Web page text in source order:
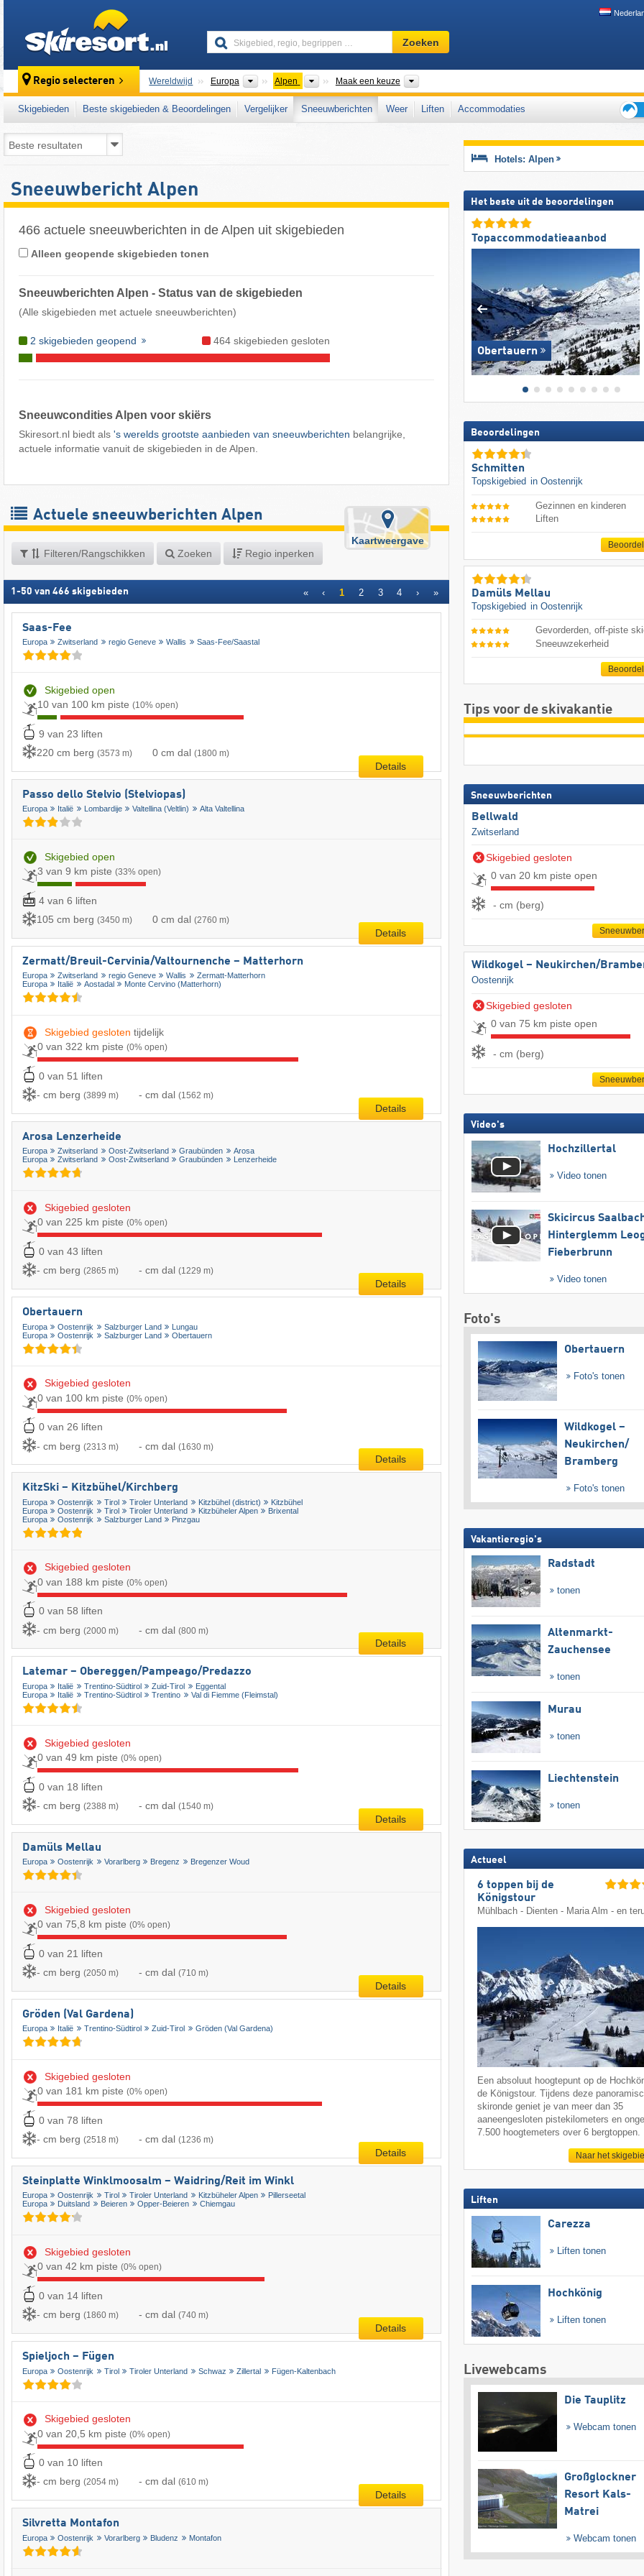
Skigebied,
regio,
…
Zoeken
Regio selecteren Wereldwijd Europa Continenten
Alpen Bergketens
Maak een keuze
Skigebieden Beste skigebieden & Beoordelingen Vergelijker Sneeuwberichten Weer Liften
Accommodaties
voor
Sneeuwbericht Alpen
466 actuele sneeuwberichten in de Alpen uit skigebieden
Alleen geopende skigebieden tonen
Sneeuwberichten Alpen - Status van de skigebieden
(Alle skigebieden met actuele sneeuwberichten)
2 skigebieden geopend 464 skigebieden gesloten
Sneeuwcondities Alpen voor skiërs
Skiresort.nl biedt als 's werelds grootste aanbieden van sneeuwberichten belangrijke,
actuele informatie vanuit de skigebieden in de Alpen.
Actuele sneeuwberichten Alpen
Filteren/Rangschikken Zoeken Regio inperken
Kaartweergave
1 -50 van 466 skigebieden « ‹ 1 2 3 4 › »
Saas-Fee
Europa Zwitserland regio Geneve Wallis Saas-Fee/​Saastal
Skigebied open
10 van 100 km piste (10% open)
9 van 23 liften
220 cm berg (3573 m) 0 cm dal (1800 m)
Details
Passo dello Stelvio (Stelviopas)
Europa Italië Lombardije Valtellina (Veltlin) Alta Valtellina
Skigebied open
3 van 9 km piste (33% open)
4 van 6 liften
105 cm berg (3450 m) 0 cm dal (2760 m)
Details
Zermatt/​Breuil-Cervinia/​Valtournenche – Matterhorn
Europa Zwitserland regio Geneve Wallis
Zermatt-Matterhorn
Europa
Italië Aostadal Monte Cervino (Matterhorn)
Skigebied gesloten tijdelijk
0 van 322 km piste (0% open)
0 van 51 liften
- cm berg (3899 m) - cm dal (1562 m)
Details
Arosa Lenzerheide
Europa Zwitserland Oost-Zwitserland Graubünden
Arosa
Europa
Zwitserland Oost-Zwitserland Graubünden Lenzerheide
Skigebied gesloten
0 van 225 km piste (0% open)
0 van 43 liften
- cm berg (2865 m) - cm dal (1229 m)
Details
Obertauern
Europa Oostenrijk Salzburger Land
Lungau
Europa
Oostenrijk Salzburger Land Obertauern
Skigebied gesloten
0 van 100 km piste (0% open)
0 van 26 liften
- cm berg (2313 m) - cm dal (1630 m)
Details
KitzSki – Kitzbühel/​Kirchberg
Europa Oostenrijk Tirol Tiroler Unterland Kitzbühel (district)
Kitzbühel
Europa
Oostenrijk Tirol Tiroler Unterland Kitzbüheler Alpen
Brixental
Europa
Oostenrijk Salzburger Land Pinzgau
Skigebied gesloten
0 van 188 km piste (0% open)
0 van 58 liften
- cm berg (2000 m) - cm dal (800 m)
Details
Latemar – Obereggen/​Pampeago/​Predazzo
Europa Italië Trentino-Südtirol Zuid-Tirol
Eggental
Europa
Italië Trentino-Südtirol Trentino Val di Fiemme (Fleimstal)
Skigebied gesloten
0 van 49 km piste (0% open)
0 van 18 liften
- cm berg (2388 m) - cm dal (1540 m)
Details
Damüls Mellau
Europa Oostenrijk Vorarlberg Bregenz Bregenzer Woud
Skigebied gesloten
0 van 75,8 km piste (0% open)
0 van 21 liften
- cm berg (2050 m) - cm dal (710 m)
Details
Gröden (Val Gardena)
Europa Italië Trentino-Südtirol Zuid-Tirol Gröden (Val Gardena)
Skigebied gesloten
0 van 181 km piste (0% open)
0 van 78 liften
- cm berg (2518 m) - cm dal (1236 m)
Details
Steinplatte Winklmoosalm – Waidring/​Reit im Winkl
Europa Oostenrijk Tirol Tiroler Unterland Kitzbüheler Alpen
Pillerseetal
Europa
Duitsland Beieren Opper-Beieren Chiemgau
Skigebied gesloten
0 van 42 km piste (0% open)
0 van 14 liften
- cm berg (1860 m) - cm dal (740 m)
Details
Spieljoch – Fügen
Europa Oostenrijk Tirol Tiroler Unterland Schwaz Zillertal Fügen-Kaltenbach
Skigebied gesloten
0 van 20,5 km piste (0% open)
0 van 10 liften
- cm berg (2054 m) - cm dal (610 m)
Details
Silvretta Montafon
Europa Oostenrijk Vorarlberg Bludenz Montafon
Hotels: Alpen
Het beste uit de beoordelingen
Topaccommodatieaanbod
Obertauern
Beoordelingen
Schmitten
Topskigebied in Oostenrijk
Gezinnen en kinderen
Liften
Damüls Mellau
Topskigebied in Oostenrijk
Gevorderden, off-piste
Sneeuwzekerheid
Tips voor de skivakantie
Sneeuwberichten
Bellwald
Zwitserland
Skigebied gesloten
0 van 20 km piste open
- cm (berg)
Wildkogel – Neukirchen/​
Oostenrijk
Skigebied gesloten
0 van 75 km piste open
- cm (berg)
Video's
Hochzillertal
Video tonen
Skicircus
Hinterglemm
Fieberbrunn
Video tonen
Foto's
Obertauern
Foto's tonen
Wildkogel –
Neukirchen/​
Bramberg
Foto's tonen
Vakantieregio's
Radstadt
tonen
Altenmarkt-
Zauchensee
tonen
Murau
tonen
Liechtenstein
tonen
Actueel
6 toppen bij de
Königstour
Mühlbach - Dienten - Maria Alm - en
Een absoluut hoogtepunt op de
de Königstour. Tijdens deze
skironde geniet je van meer dan 35
aaneengesloten pistekilometers en
7.500 hoogtemeters over 6 bergtoppen.
Naar het
Liften
Carezza
Liften tonen
Hochkönig
Liften tonen
Livewebcams
Die Tauplitz
Webcam tonen
Großglockner
Resort Kals-
Matrei
Webcam tonen